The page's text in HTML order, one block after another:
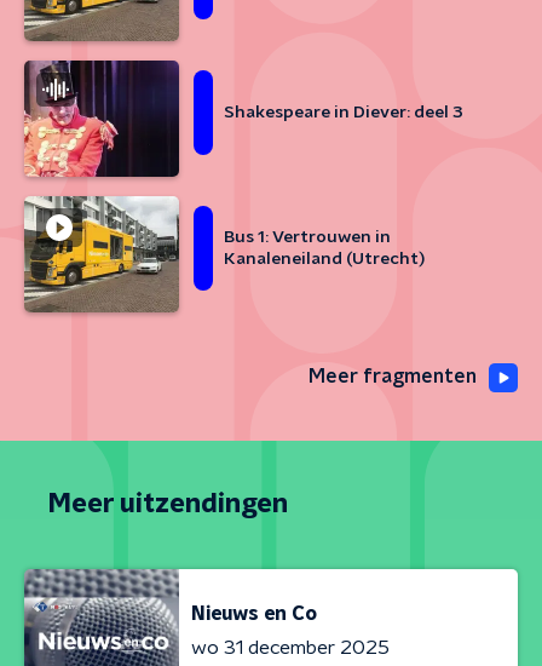
Shakespeare in Diever: deel 3
Bus 1: Vertrouwen in
Kanaleneiland (Utrecht)
Meer fragmenten
Meer uitzendingen
Nieuws en Co
wo 31 december 2025